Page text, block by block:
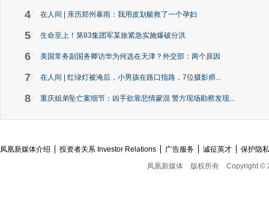
4 在人间 | 亲历郑州暴雨：我用皮划艇救了一个孕妇
5 生命至上！第83集团军某旅紧急实施爆破分洪
6 美国常务副国务卿访华为何选在天津？外交部：两个原因
7 在人间 | 红绿灯被淹后，小男孩在路口指路，7位摄影师...
8 重庆姐弟坠亡案细节：凶手欲靠悲情蒙混 警方现场勘察发现...
凤凰新媒体介绍 投资者关系 Investor Relations 广告服务 诚征英才
保护隐
凤凰新媒体
版权所有 Copyright ©